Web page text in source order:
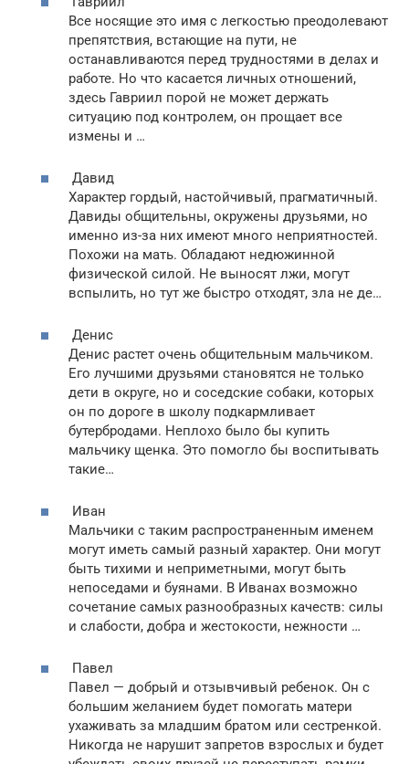
Все носящие это имя с легкостью преодолевают
препятствия, встающие на пути, не
останавливаются перед трудностями в делах и
работе. Но что касается личных отношений,
здесь Гавриил порой не может держать
ситуацию под контролем, он прощает все
измены и …
Давид
Характер гордый, настойчивый, прагматичный.
Давиды общительны, окружены друзьями, но
именно из-за них имеют много неприятностей.
Похожи на мать. Обладают недюжинной
физической силой. Не выносят лжи, могут
вспылить, но тут же быстро отходят, зла не де…
Денис
Денис растет очень общительным мальчиком.
Его лучшими друзьями становятся не только
дети в округе, но и соседские собаки, которых
он по дороге в школу подкармливает
бутербродами. Неплохо было бы купить
мальчику щенка. Это помогло бы воспитывать
такие…
Иван
Мальчики с таким распространенным именем
могут иметь самый разный характер. Они могут
быть тихими и неприметными, могут быть
непоседами и буянами. В Иванах возможно
сочетание самых разнообразных качеств: силы
и слабости, добра и жестокости, нежности …
Павел
Павел — добрый и отзывчивый ребенок. Он с
большим желанием будет помогать матери
ухаживать за младшим братом или сестренкой.
Никогда не нарушит запретов взрослых и будет